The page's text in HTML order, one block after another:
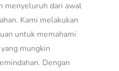
menyeluruh dari awal
Kami melakukan
untuk memahami
mungkin
Dengan